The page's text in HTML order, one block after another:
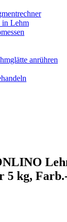
in Lehm​
anrühren
5 kg,